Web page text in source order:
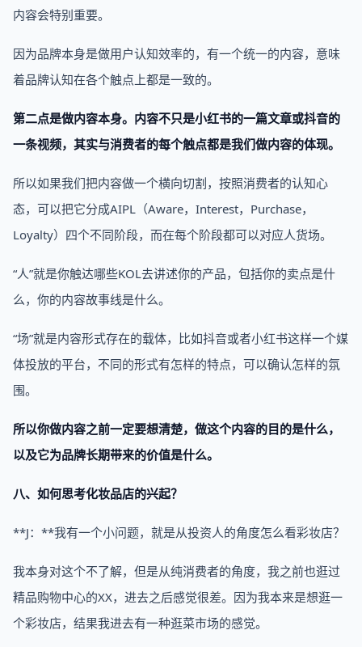
内容会特别重要。
因为品牌本身是做用户认知效率的，有一个统一的内容，意味
着品牌认知在各个触点上都是一致的。
第二点是做内容本身。内容不只是小红书的一篇文章或抖音的
一条视频，其实与消费者的每个触点都是我们做内容的体现。
所以如果我们把内容做一个横向切割，按照消费者的认知心
态，可以把它分成AIPL（Aware，Interest，Purchase，
Loyalty）四个不同阶段，而在每个阶段都可以对应人货场。
“人”就是你触达哪些KOL去讲述你的产品，包括你的卖点是什
么，你的内容故事线是什么。
“场”就是内容形式存在的载体，比如抖音或者小红书这样一个媒
体投放的平台，不同的形式有怎样的特点，可以确认怎样的氛
围。
所以你做内容之前一定要想清楚，做这个内容的目的是什么，
以及它为品牌长期带来的价值是什么。
八、如何思考化妆品店的兴起？
**J：**我有一个小问题，就是从投资人的角度怎么看彩妆店？
我本身对这个不了解，但是从纯消费者的角度，我之前也逛过
精品购物中心的XX，进去之后感觉很差。因为我本来是想逛一
个彩妆店，结果我进去有一种逛菜市场的感觉。